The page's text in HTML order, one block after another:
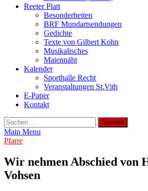
Reeter Platt
Besonderheiten
BRF Mundartsendungen
Gedichte
Texte von Gilbert Kohn
Musikalisches
Maiennäht
Kalender
Sporthalle Recht
Veranstaltungen St.Vith
E-Paper
Kontakt
Suchen
nach:
Main Menu
Pfarre
Wir nehmen Abschied von
Vohsen